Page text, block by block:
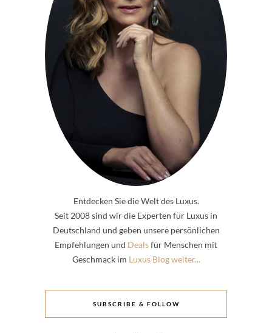
Entdecken Sie die Welt des Luxus.
Seit 2008 sind wir die Experten für Luxus in
Deutschland und geben unsere persönlichen
Empfehlungen und Dealsfür Menschen mit
Geschmack im Luxus Blog weiter...
SUBSCRIBE & FOLLOW